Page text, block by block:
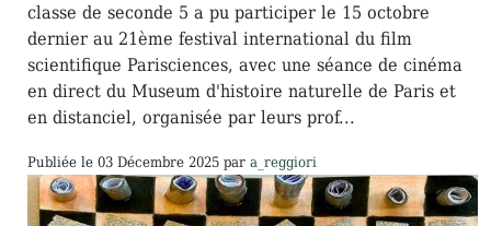
classe de seconde 5 a pu participer le 15 octobre
dernier au 21ème festival international du film
scientifique Parisciences, avec une séance de cinéma
en direct du Museum d'histoire naturelle de Paris et
en distanciel, organisée par leurs prof...
Publiée le 03 Décembre 2025 par a_reggiori